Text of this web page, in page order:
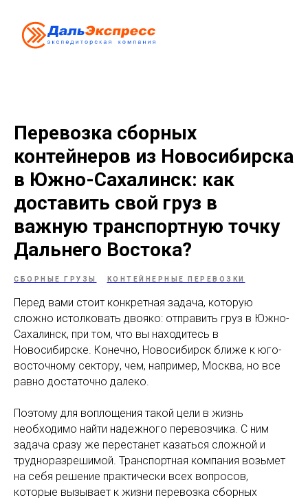
Перевозка сборных
контейнеров из Новосибирска
в Южно-Сахалинск: как
доставить свой груз в
важную транспортную точку
Дальнего Востока?
СБОРНЫЕ ГРУЗЫ КОНТЕЙНЕРНЫЕ ПЕРЕВОЗКИ
Перед вами стоит конкретная задача, которую
сложно истолковать двояко: отправить груз в Южно-
Сахалинск, при том, что вы находитесь в
Новосибирске. Конечно, Новосибирск ближе к юго-
восточному сектору, чем, например, Москва, но все
равно достаточно далеко.
Поэтому для воплощения такой цели в жизнь
необходимо найти надежного перевозчика. С ним
задача сразу же перестанет казаться сложной и
трудноразрешимой. Транспортная компания возьмет
на себя решение практически всех вопросов,
которые вызывает к жизни перевозка сборных